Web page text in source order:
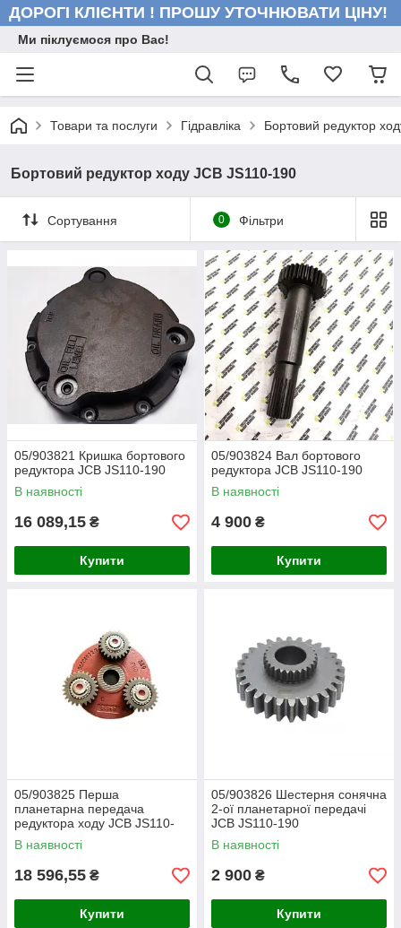
ДОРОГІ КЛІЄНТИ ! ПРОШУ УТОЧНЮВАТИ ЦІНУ!
Ми піклуємося про Вас!
Товари та послуги Гідравліка Бортовий редуктор
Бортовий редуктор ходу JCB JS110-190
Сортування 0 Фільтри
05/903821 Кришка бортового
редуктора JCB JS110-190
В наявності
16 089,15 ₴
Купити
05/903824 Вал бортового
редуктора JCB JS110-190
В наявності
4 900 ₴
Купити
05/903825 Перша
планетарна передача
редуктора ходу JCB JS110-
190
В наявності
18 596,55 ₴
Купити
05/903826 Шестерня сонячна
2-ої планетарної передачі
JCB JS110-190
В наявності
2 900 ₴
Купити